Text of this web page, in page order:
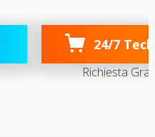
24/7
Richiesta